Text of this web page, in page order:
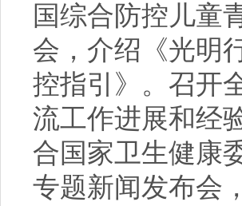
国综合防控儿童
会，介绍《光明
控指引》。召开
流工作进展和经
合国家卫生健康
专题新闻发布会